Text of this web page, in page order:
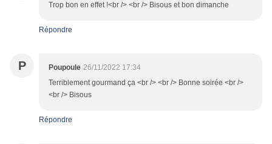
Trop bon en effet !<br /> <br /> Bisous et bon dimanche
Répondre
P Poupoule 26/11/2022 17:34
Terriblement gourmand ça <br /> <br /> Bonne soirée <br />
<br /> Bisous
Répondre